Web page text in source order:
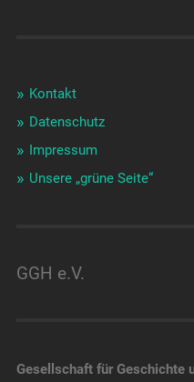
Kontakt
Datenschutz
Impressum
Unsere „grüne Seite“
GGH e.V.
Gesellschaft für Geschichte